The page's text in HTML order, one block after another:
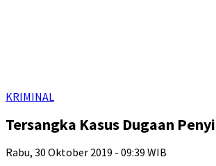
KRIMINAL
Tersangka Kasus Dugaan
Rabu, 30 Oktober 2019 - 09:39 WIB